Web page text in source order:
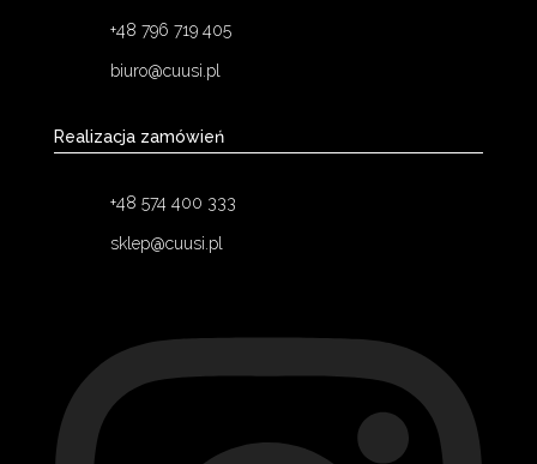
+48 796 719 405
biuro@cuusi.pl
Realizacja zamówień
+48 574 400 333
sklep@cuusi.pl